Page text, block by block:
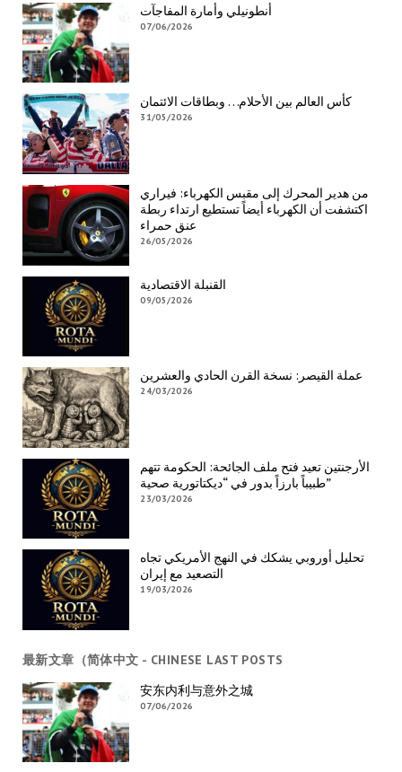
أنطونيلي وأمارة المفاجآت
07/06/2026
كأس العالم بين الأحلام… وبطاقات الائتمان
31/05/2026
من هدير المحرك إلى مقبس الكهرباء: فيراري
اكتشفت أن الكهرباء أيضاً تستطيع ارتداء ربطة
عنق حمراء
26/05/2026
القنبلة الاقتصادية
09/05/2026
عملة القيصر: نسخة القرن الحادي والعشرين
24/03/2026
الأرجنتين تعيد فتح ملف الجائحة: الحكومة تتهم
طبيباً بارزاً بدور في “ديكتاتورية صحية”
23/03/2026
تحليل أوروبي يشكك في النهج الأمريكي تجاه
التصعيد مع إيران
19/03/2026
最新文章（简体中文 - CHINESE LAST POSTS
安东内利与意外之城
07/06/2026